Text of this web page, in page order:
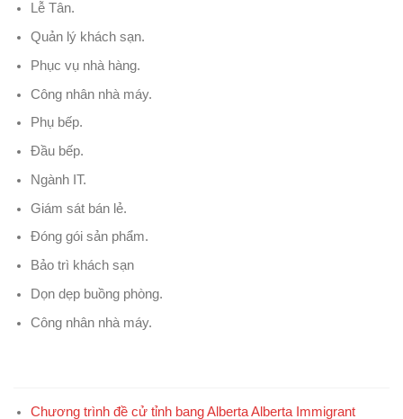
Lễ Tân.
Quản lý khách sạn.
Phục vụ nhà hàng.
Công nhân nhà máy.
Phụ bếp.
Đầu bếp.
Ngành IT.
Giám sát bán lẻ.
Đóng gói sản phẩm.
Bảo trì khách sạn
Dọn dẹp buồng phòng.
Công nhân nhà máy.
Chương trình đề cử tỉnh bang Alberta Alberta Immigrant